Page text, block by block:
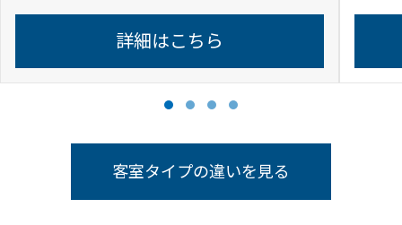
詳細はこちら
客室タイプの違いを見る